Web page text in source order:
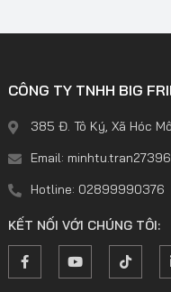
CÔNG TY TNHH BIG
385 Đ. Tô Ký, Xã Hóc
Email:
Hotline: 02899990376
KẾT NỐI VỚI CHÚNG TÔI: